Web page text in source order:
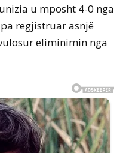
u mposht 4-0 nga
regjistruar asnjë
eliminimin nga